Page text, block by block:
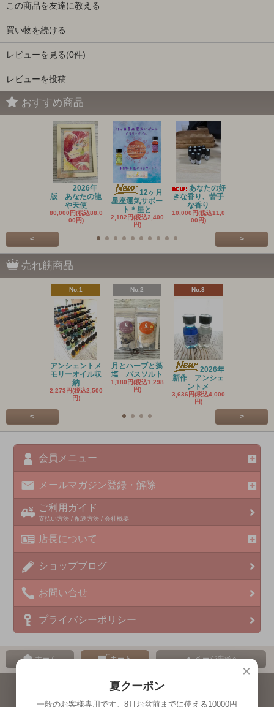
この商品を友達に教える
買い物を続ける
レビューを見る(0件)
レビューを投稿
おすすめ商品
2026年
版 あなたの龍
や天使
80,000円(税込88,0
00円)
12ヶ月
星座運気サポー
ト＊星と
2,182円(税込2,400
円)
あなたの好
きな香り、苦手
な香り
10,000円(税込11,0
00円)
< >
売れ筋商品
No.1
アンシェントメ
モリーオイル収
納
2,273円(税込2,500
円)
No.2
月とハーブと藻
塩 バスソルト
1,180円(税込1,298
円)
No.3
2026年
新作 アンシェ
ントメ
3,636円(税込4,000
円)
< >
会員メニュー
メールマガジン登録・解除
ご利用ガイド
支払い方法 / 配送方法 / 会社概要
店長について
ショップブログ
お問い合せ
プライバシーポリシー
ホーム カート ページ先頭へ
表示切替 : スマートフォン |
×
夏クーポン
一般のお客様専用です。8月お盆前までに使える10000円